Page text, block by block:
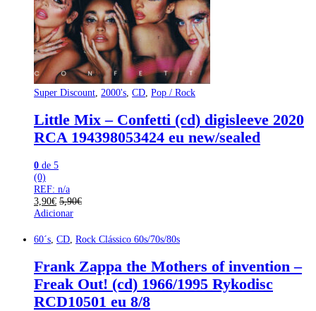
Super Discount 2000's CD Pop / Rock
Little Mix – Confetti (cd) digisleeve 2020
RCA 194398053424 eu new/sealed
0 de 5
(0)
REF: n/a
3,90€ 5,90€
Adicionar
60´s CD Rock Clássico 60s/70s/80s
Frank Zappa the Mothers of invention –
Freak Out! (cd) 1966/1995 Rykodisc
RCD10501 eu 8/8